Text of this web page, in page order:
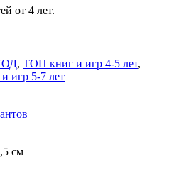
от 4 лет.
, ТОП книг и игр 4-5 лет,
игр 5-7 лет
см